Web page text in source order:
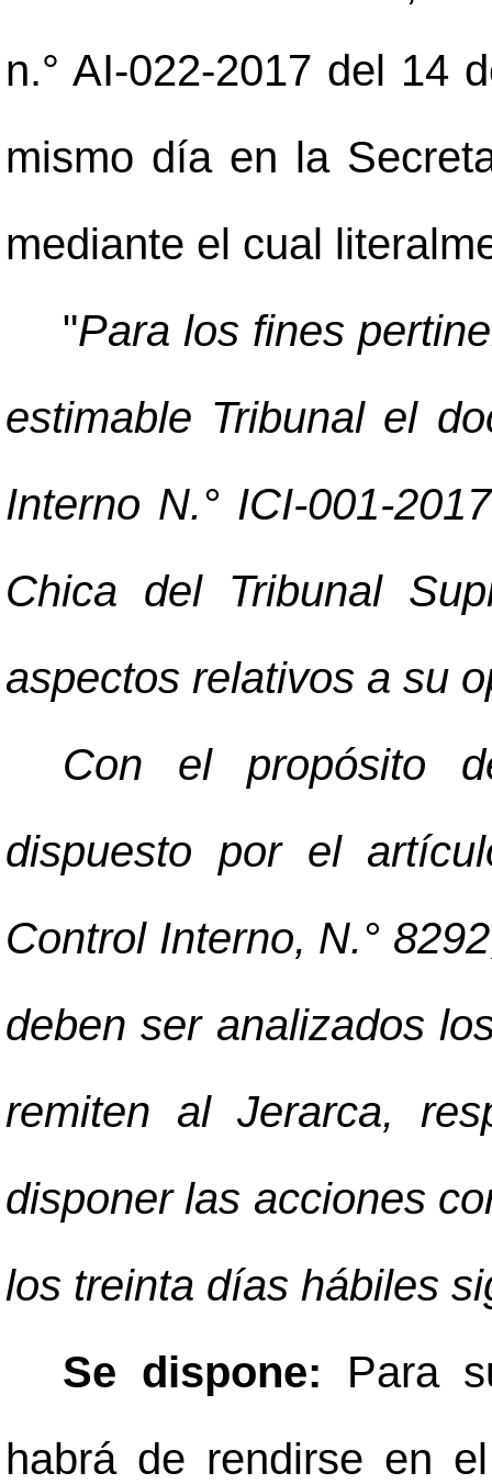
n.° AI-022-2017 del 14
mismo día en la
mediante el cual
"Para los fines
estimable Tribunal el
Interno N.° ICI-001-
Chica del Tribunal
aspectos relativos a su
Con el propósito
dispuesto por el
Control Interno, N.°
deben ser analizados
remiten al Jerarca,
disponer las acciones
los treinta días hábiles
Se dispone: Para
habrá de rendirse en